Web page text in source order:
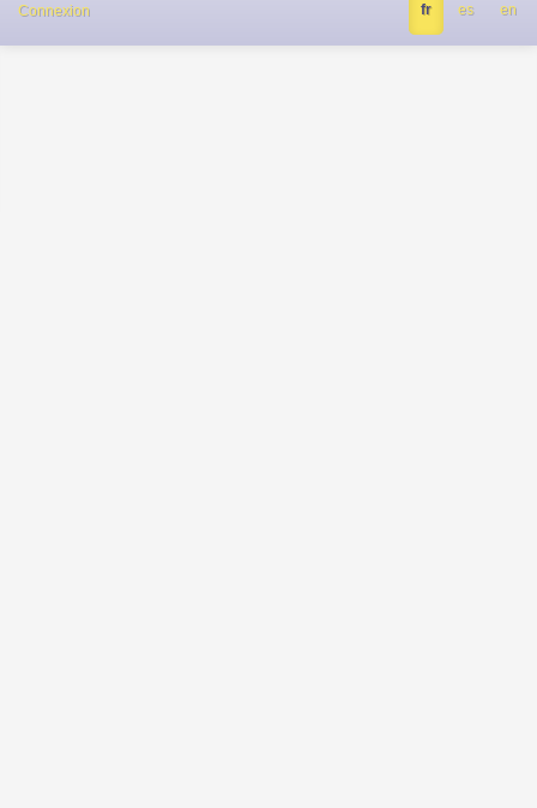
Connexion fr es en